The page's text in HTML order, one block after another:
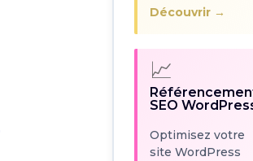
Découvrir →
📈
SEO
Optimisez votre
site WordPress
site WordPress
Google.
En savoir plus →